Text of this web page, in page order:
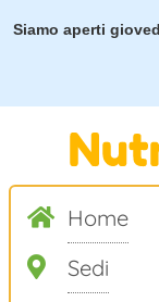
Siamo aperti
Home
Sedi